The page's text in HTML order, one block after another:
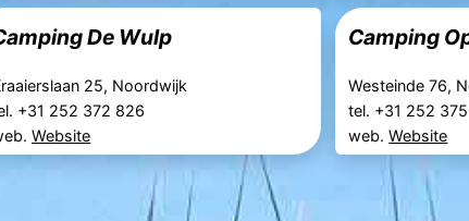
De Wulp
25, Noordwijk
+31 252 372 826
Website
Camping
Westeinde 76,
tel. +31 252
web.Website